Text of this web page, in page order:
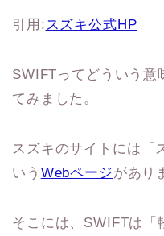
引用:スズキ公式HP
SWIFTってどういう
てみました。
スズキのサイトには「
いう Webページがあり
そこには、SWIFTは「